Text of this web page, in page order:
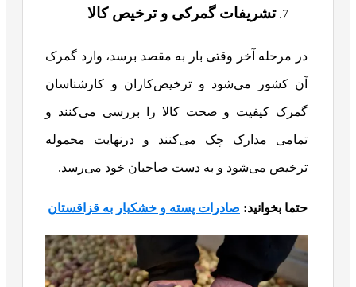
تشریفات گمرکی و ترخیص کالا
در مرحله آخر وقتی بار به مقصد برسد، وارد گمرک
آن کشور می‌شود و ترخیص‌کاران و کارشناسان
گمرک کیفیت و صحت کالا را بررسی می‌کنند و
تمامی مدارک چک می‌کنند و درنهایت محموله
ترخیص می‌شود و به دست صاحبان خود می‌رسد.
حتما بخوانید: صادرات پسته و خشکبار به قزاقستان